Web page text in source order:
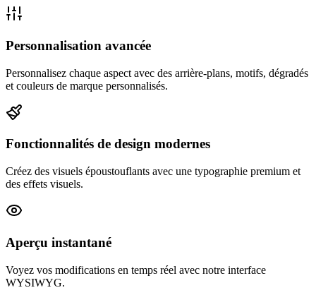
Personnalisation avancée
Personnalisez chaque aspect avec des arrière-plans, motifs, dégradés
et couleurs de marque personnalisés.
Fonctionnalités de design modernes
Créez des visuels époustouflants avec une typographie premium et
des effets visuels.
Aperçu instantané
Voyez vos modifications en temps réel avec notre interface
WYSIWYG.